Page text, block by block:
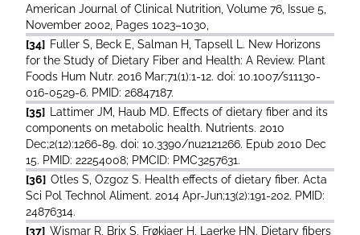
American Journal of Clinical Nutrition, Volume 76, Issue 5,
November 2002, Pages 1023–1030,
[34] Fuller S, Beck E, Salman H, Tapsell L. New Horizons
for the Study of Dietary Fiber and Health: A Review. Plant
Foods Hum Nutr. 2016 Mar;71(1):1-12. doi: 10.1007/s11130-
016-0529-6. PMID: 26847187.
[35]
Lattimer JM, Haub MD. Effects of dietary fiber and its
components on metabolic health. Nutrients. 2010
Dec;2(12):1266-89. doi: 10.3390/nu2121266. Epub 2010 Dec
15. PMID: 22254008; PMCID: PMC3257631.
[36] Otles S, Ozgoz S. Health effects of dietary fiber. Acta
Sci Pol Technol Aliment. 2014 Apr-Jun;13(2):191-202. PMID:
24876314.
[37] Wismar R, Brix S, Frøkiaer H, Laerke HN. Dietary fibers